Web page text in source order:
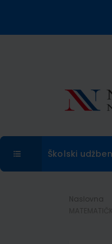
Školski
Naslovna